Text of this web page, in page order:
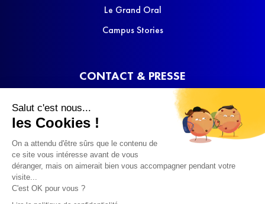
Salut c'est nous...
les Cookies !
On a attendu d'être sûrs que le contenu de
ce site vous intéresse avant de vous
déranger, mais on aimerait bien vous accompagner pendant votre
visite...
C'est OK pour vous ?
Le Grand Oral
Campus Stories
CONTACT & PRESSE